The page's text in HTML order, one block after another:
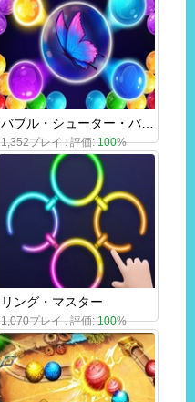
バブル・シューター・バタフライ
1,352プレイ . 評価:100%
リング・マスター
1,070プレイ . 評価:100%